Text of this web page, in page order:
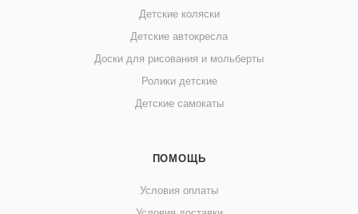
Детские коляски
Детские автокресла
Доски для рисования и мольберты
Ролики детские
Детские самокаты
ПОМОЩЬ
Условия оплаты